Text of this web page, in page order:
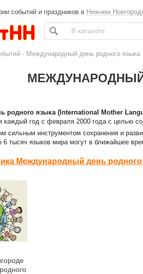
событий и праздников в Нижнем
- Международный день родного языка
родного языка (International Mother
каждый год с февраля 2000 года с целью
сильным инструментом сохранения и
6 тысяч языков мира могут в ближайшее
Международный день родного